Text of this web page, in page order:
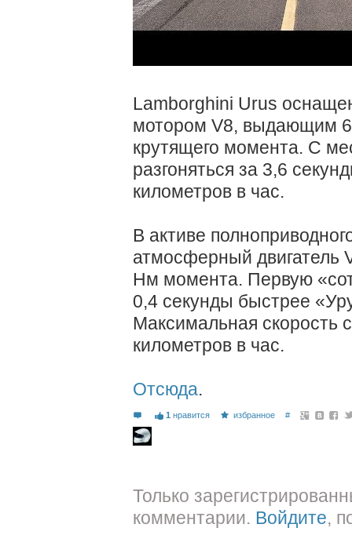
Lamborghini Urus
мотором V8, выдающим
крутящего момента. С
разгоняться за 3,6
километров в час.
В активе
атмосферный двигатель
Нм момента. Первую
0,4 секунды быстрее
Максимальная скорость
километров в час.
Отсюда.
1 нравится избранное #
Только
комментарии. Войдите,